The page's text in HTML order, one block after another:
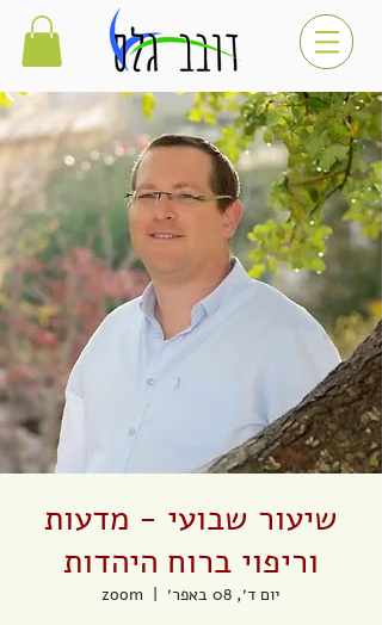
שיעור שבועי - מדעות
וריפוי ברוח היהדות
יום ד׳, 08 באפר׳
  |
zoom